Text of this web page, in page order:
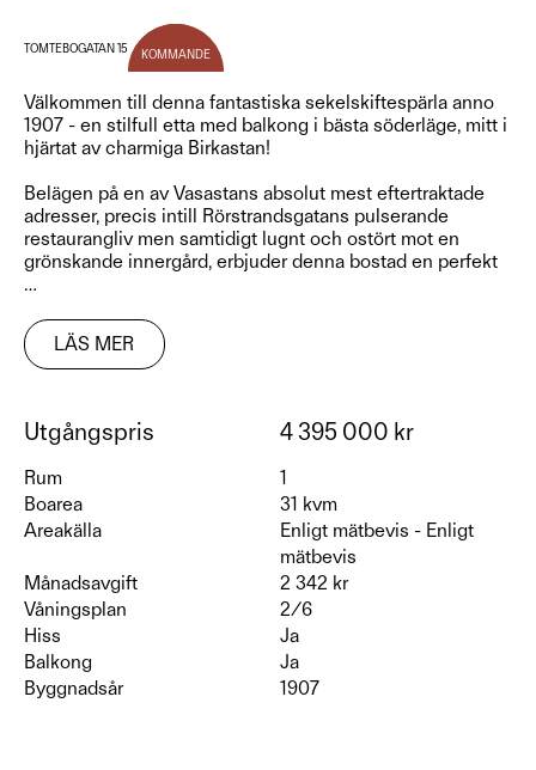
TOMTEBOGATAN 15 KOMMANDE
Välkommen till denna fantastiska sekelskiftespärla anno
1907 - en stilfull etta med balkong i bästa söderläge, mitt i
hjärtat av charmiga Birkastan!
Belägen på en av Vasastans absolut mest eftertraktade
adresser, precis intill Rörstrandsgatans pulserande
restaurangliv men samtidigt lugnt och ostört mot en
grönskande innergård, erbjuder denna bostad en perfekt
…
LÄS MER
Utgångspris 4 395 000 kr
Rum
1
Boarea
31 kvm
Areakälla
Enligt mätbevis - Enligt
mätbevis
Månadsavgift
2 342 kr
Våningsplan
2/6
Hiss
Ja
Balkong
Ja
Byggnadsår
1907